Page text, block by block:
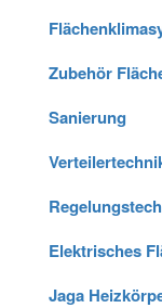
Zubehör
Sanierung
Elektrisches
Jaga